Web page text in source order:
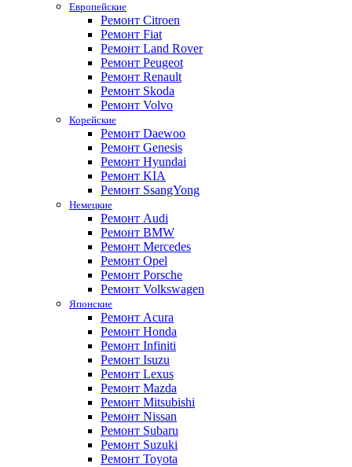
Европейские
Ремонт Citroen
Ремонт Fiat
Ремонт Land Rover
Ремонт Peugeot
Ремонт Renault
Ремонт Skoda
Ремонт Volvo
Корейские
Ремонт Daewoo
Ремонт Genesis
Ремонт Hyundai
Ремонт KIA
Ремонт SsangYong
Немецкие
Ремонт Audi
Ремонт BMW
Ремонт Mercedes
Ремонт Opel
Ремонт Porsche
Ремонт Volkswagen
Японские
Ремонт Acura
Ремонт Honda
Ремонт Infiniti
Ремонт Isuzu
Ремонт Lexus
Ремонт Mazda
Ремонт Mitsubishi
Ремонт Nissan
Ремонт Subaru
Ремонт Suzuki
Ремонт Toyota